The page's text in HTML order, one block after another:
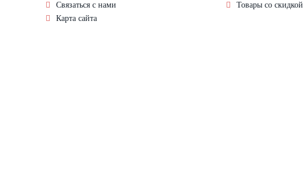
Связаться с нами
Карта сайта
Товары со скидкой